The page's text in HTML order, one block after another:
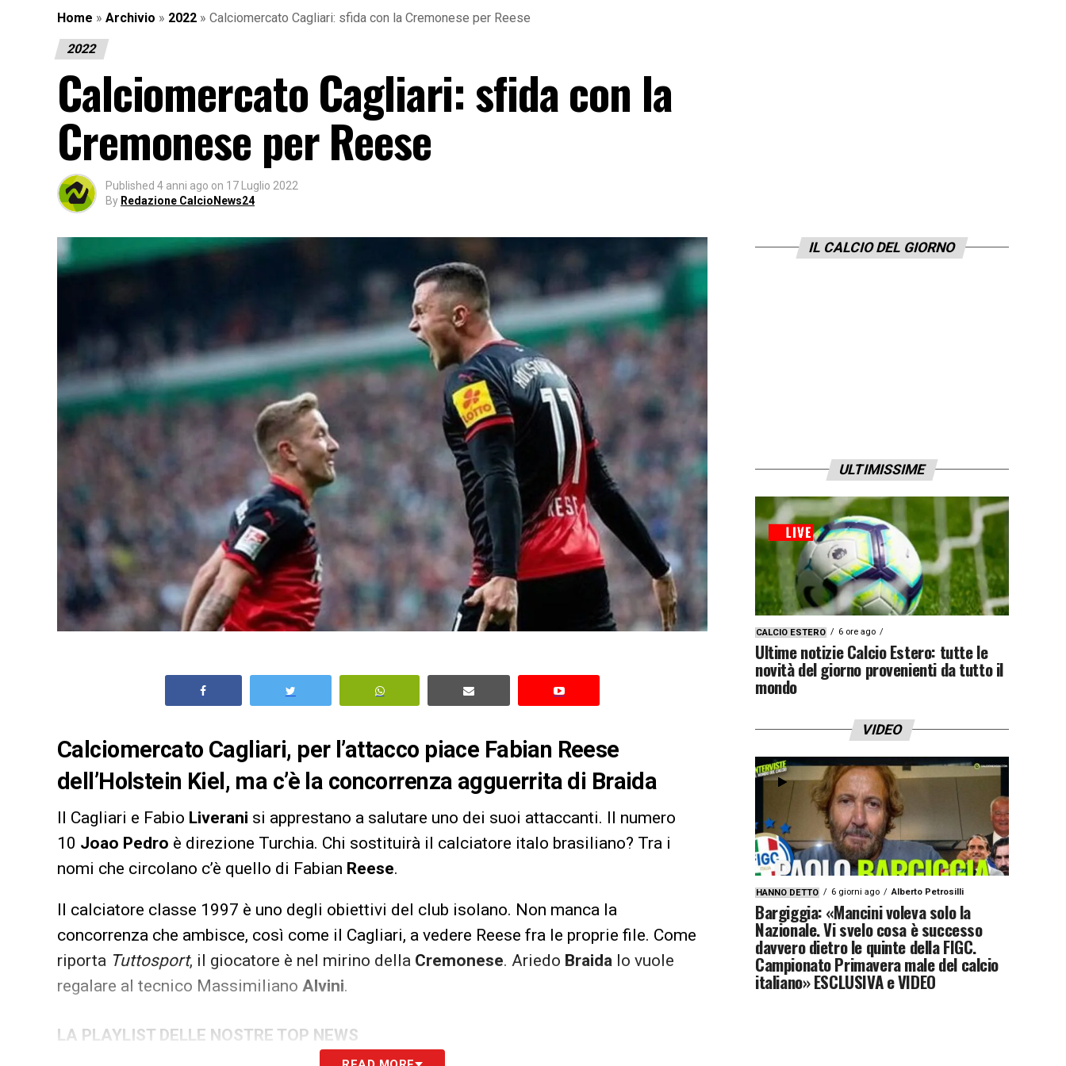
Home » Archivio » 2022 » Calciomercato Cagliari: sfida con la Cremonese per Reese
2022
Calciomercato Cagliari: sfida con la
Cremonese per Reese
Published 4 anni ago on 17 Luglio 2022
By Redazione CalcioNews24
Calciomercato Cagliari, per l’attacco piace Fabian Reese
dell’Holstein Kiel, ma c’è la concorrenza agguerrita di Braida
Il Cagliari e Fabio Liverani si apprestano a salutare uno dei suoi attaccanti. Il numero
10 Joao Pedro è direzione Turchia. Chi sostituirà il calciatore italo brasiliano? Tra i
nomi che circolano c’è quello di Fabian Reese.
Il calciatore classe 1997 è uno degli obiettivi del club isolano. Non manca la
concorrenza che ambisce, così come il Cagliari, a vedere Reese fra le proprie file. Come
riporta Tuttosport, il giocatore è nel mirino della Cremonese. Ariedo Braida lo vuole
regalare al tecnico Massimiliano Alvini.
LA PLAYLIST DELLE NOSTRE TOP NEWS
IL CALCIO DEL GIORNO
ULTIMISSIME
CALCIO ESTERO 6 ore ago
Ultime notizie Calcio Estero: tutte le
novità del giorno provenienti da tutto il
mondo
VIDEO
HANNO DETTO 6 giorni ago Alberto Petrosilli
Bargiggia: «Mancini voleva solo la
Nazionale. Vi svelo cosa è successo
davvero dietro le quinte della FIGC.
Campionato Primavera male del calcio
italiano» ESCLUSIVA e VIDEO